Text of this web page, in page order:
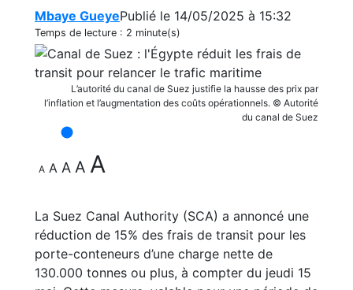
Mbaye GueyePublié le 14/05/2025 à 15:32
Temps de lecture : 2 minute(s)
L’autorité du canal de Suez justifie la hausse des prix par
l’inflation et l’augmentation des coûts opérationnels. © Autorité
du canal de Suez
A A A A A
La Suez Canal Authority (SCA) a annoncé une
réduction de 15% des frais de transit pour les
porte-conteneurs d’une charge nette de
130.000 tonnes ou plus, à compter du jeudi 15